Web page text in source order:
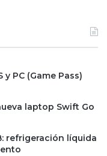
y PC (Game Pass)
laptop Swift Go
refrigeración líquida